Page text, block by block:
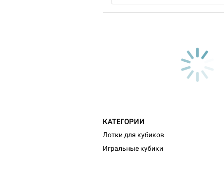
КАТЕГОРИИ
Лотки для кубиков
Игральные кубики
Настольная игра Hobby World Журнал
"Мир фантастики. Спецвыпуск: Братья